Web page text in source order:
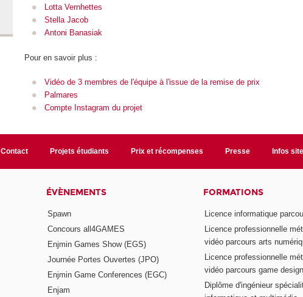
Lotta Vernhettes
Stella Jacob
Antoni Banasiak
Pour en savoir plus :
Vidéo de 3 membres de l'équipe à l'issue de la remise de prix
Palmares
Compte Instagram du projet
Contact Projets étudiants Prix et récompenses Presse Infos site
ÉVÈNEMENTS
Spawn
Concours all4GAMES
Enjmin Games Show (EGS)
Journée Portes Ouvertes (JPO)
Enjmin Game Conferences (EGC)
Enjam
FORMATIONS
Licence informatique
Licence professionnelle
vidéo parcours arts
Licence professionnelle
vidéo parcours game design
Diplôme d'ingénieur